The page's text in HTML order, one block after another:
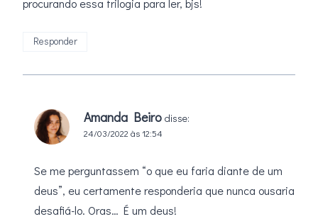
procurando essa trilogia para ler, bjs!
Responder
Amanda Beiro disse:
24/03/2022 às 12:54
Se me perguntassem “o que eu faria diante de um
deus”, eu certamente responderia que nunca ousaria
desafiá-lo. Oras… É um deus!